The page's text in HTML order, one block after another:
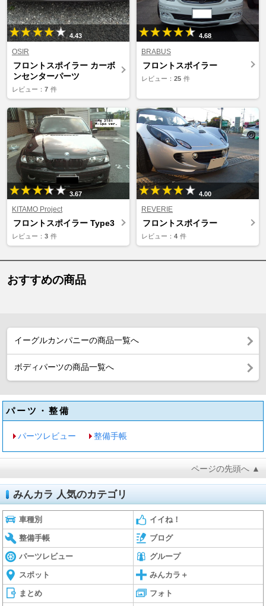
4.43
OSIR
フロントスポイラー カーボ
ンセンターパーツ
レビュー： 7 件
4.68
BRABUS
フロントスポイラー
レビュー： 25 件
3.67
KITAMO Project
フロントスポイラー Type3
レビュー： 3 件
4.00
REVERIE
フロントスポイラー
レビュー： 4 件
おすすめの商品
イーグルカンパニーの商品一覧へ
ボディパーツの商品一覧へ
パーツ・整備
パーツレビュー 整備手帳
ページの先頭へ ▲
みんカラ 人気のカテゴリ
車種別 イイね！
整備手帳 ブログ
パーツレビュー グループ
スポット みんカラ＋
まとめ フォト